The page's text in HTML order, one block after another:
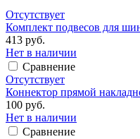
Отсутствует
Комплект подвесов для
413 руб.
Нет в наличии
Сравнение
Отсутствует
Коннектор прямой
100 руб.
Нет в наличии
Сравнение